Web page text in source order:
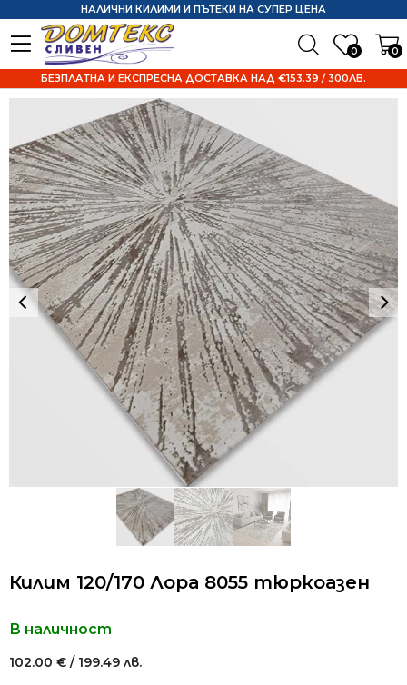
0 0
НАЛИЧНИ КИЛИМИ И ПЪТЕКИ НА СУПЕР ЦЕНА
БЕЗПЛАТНА И ЕКСПРЕСНА ДОСТАВКА НАД €153.39 / 300ЛВ.
Килим 120/170 Лора 8055 тюркоазен
В наличност
102.00 € / 199.49 лв.